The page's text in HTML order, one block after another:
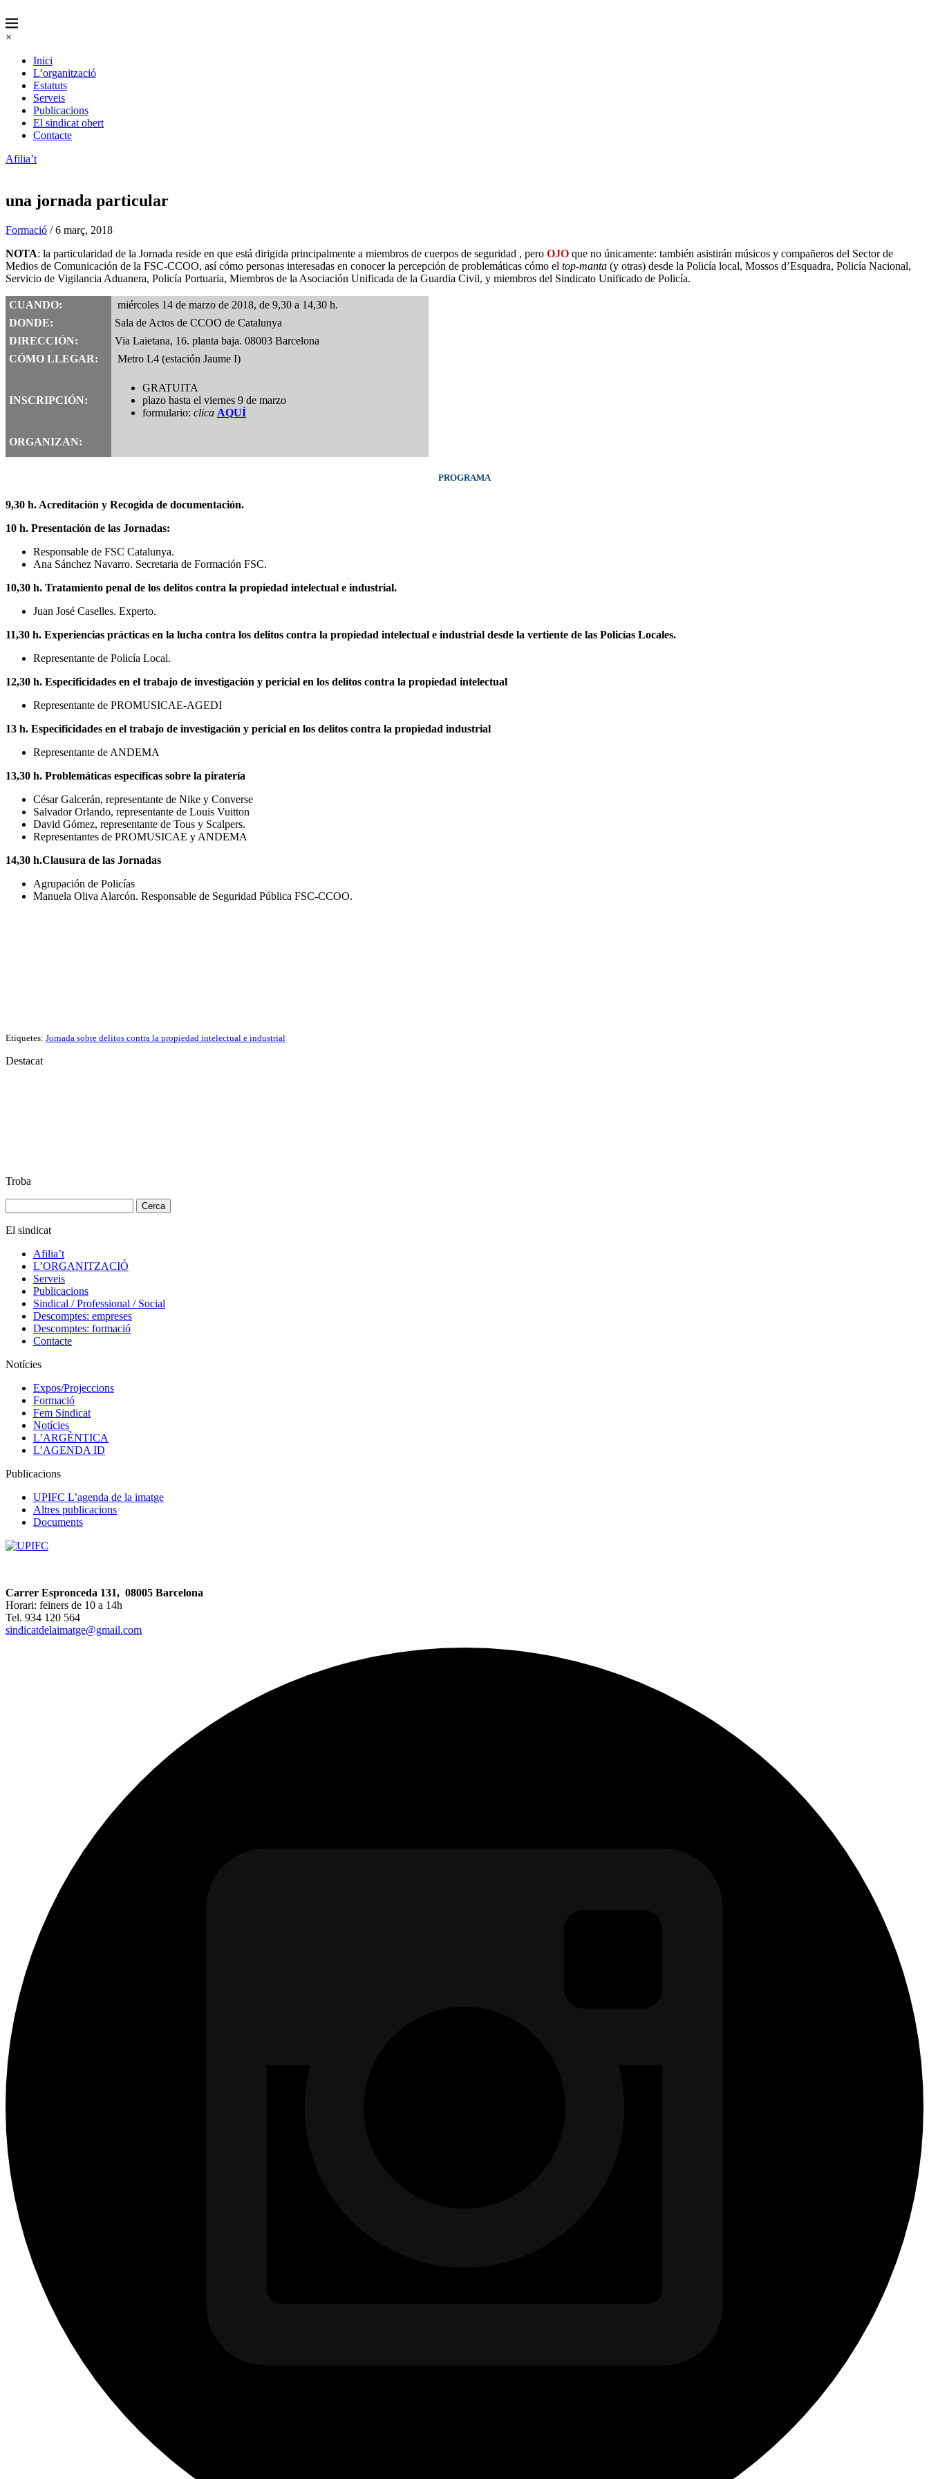
×
Inici
L’organització
Estatuts
Serveis
Publicacions
El sindicat obert
Contacte
Afilia’t
una jornada particular
Formació / 6 març, 2018
NOTA: la particularidad de la Jornada reside en que está dirigida principalmente a miembros de cuerpos de seguridad , pero OJO que no únicamente: también asistirán músicos y compañeros del Sector de
Medios de Comunicación de la FSC-CCOO, así cómo personas interesadas en conocer la percepción de problemáticas cómo el top-manta (y otras) desde la Policía local, Mossos d’Esquadra, Policía Nacional,
Servicio de Vigilancia Aduanera, Policía Portuaria, Miembros de la Asociación Unificada de la Guardia Civil, y miembros del Sindicato Unificado de Policía.
CUANDO:
miércoles 14 de marzo de 2018, de 9,30 a 14,30 h.
DONDE:
Sala de Actos de CCOO de Catalunya
DIRECCIÓN:
Via Laietana, 16. planta baja. 08003 Barcelona
CÓMO LLEGAR:
Metro L4 (estación Jaume I)
INSCRIPCIÓN:
GRATUITA
plazo hasta el viernes 9 de marzo
formulario: clica AQUÍ
ORGANIZAN:
PROGRAMA
9,30 h. Acreditación y Recogida de documentación.
10 h. Presentación de las Jornadas:
Responsable de FSC Catalunya.
Ana Sánchez Navarro. Secretaria de Formación FSC.
10,30 h. Tratamiento penal de los delitos contra la propiedad intelectual e industrial.
Juan José Caselles. Experto.
11,30 h. Experiencias prácticas en la lucha contra los delitos contra la propiedad intelectual e industrial desde la vertiente de las Policías Locales.
Representante de Policía Local.
12,30 h. Especificidades en el trabajo de investigación y pericial en los delitos contra la propiedad intelectual
Representante de PROMUSICAE-AGEDI
13 h. Especificidades en el trabajo de investigación y pericial en los delitos contra la propiedad industrial
Representante de ANDEMA
13,30 h. Problemáticas específicas sobre la piratería
César Galcerán, representante de Nike y Converse
Salvador Orlando, representante de Louis Vuitton
David Gómez, representante de Tous y Scalpers.
Representantes de PROMUSICAE y ANDEMA
14,30 h.Clausura de las Jornadas
Agrupación de Policías
Manuela Oliva Alarcón. Responsable de Seguridad Pública FSC-CCOO.
Etiquetes: Jornada sobre delitos contra la propiedad intelectual e industrial
Destacat
Troba
El sindicat
Afilia’t
L’ORGANITZACIÓ
Serveis
Publicacions
Sindical / Professional / Social
Descomptes: empreses
Descomptes: formació
Contacte
Notícies
Expos/Projeccions
Formació
Fem Sindicat
Notícies
L’ARGÈNTICA
L’AGENDA ID
Publicacions
UPIFC L’agenda de la imatge
Altres publicacions
Documents
Carrer Espronceda 131, 08005 Barcelona
Horari: feiners de 10 a 14h
Tel. 934 120 564
sindicatdelaimatge@gmail.com